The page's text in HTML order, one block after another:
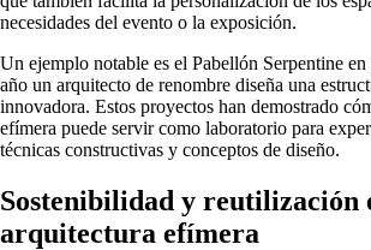
necesidades del evento o la exposición.
Un ejemplo notable es el Pabellón Serpentine
año un arquitecto de renombre diseña una
innovadora. Estos proyectos han demostrado
efímera puede servir como laboratorio para
técnicas constructivas y conceptos de diseño.
Sostenibilidad y reutilización
arquitectura efímera